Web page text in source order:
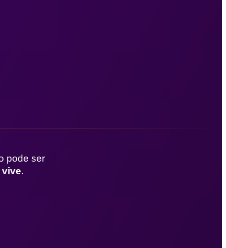
pode ser
vive.